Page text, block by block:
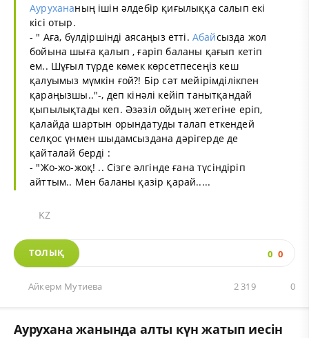
Аурухананың ішін әлдебір қиғылыққа салып екі
кісі отыр.
- " Аға, бүлдіршінді аясаңыз етті. Абайсызда жол
бойына шыға қалып , ғаріп баланы қағып кетіп
ем.. Шұғыл түрде көмек көрсетпесеңіз кеш
қалуымыз мүмкін ғой?! Бір сәт мейірімділікпен
қараңызшы.."-, деп кінәлі кейіп танытқандай
қыпылықтады кеп. Әзәзіл ойдың жетегіне еріп,
қалайда шартын орындатуды талап еткендей
селқос үнмен шыдамсыздана дәрігерде де
қайталай берді :
- "Жо-жо-жоқ! .. Сізге әлгінде ғана түсіндіріп
айттым.. Мен баланы қазір қарай.....
KZ
ТОЛЫҚ 0 0
Айкерм Мутиева 0
2 319
Аурухана жанында алты күн жатып иесін